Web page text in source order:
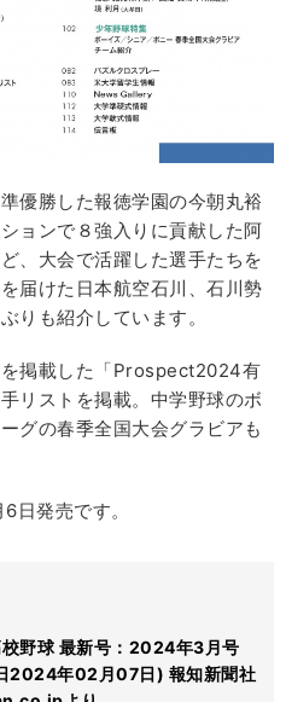
優勝した報徳学園の今朝丸裕
ョンで８強入りに貢献した阿
、大会で活躍した選手たちを
届けた日本航空石川、石川勢
りも紹介しています。
掲載した「Prospect2024有
リストを掲載。中学野球のボ
グの春季全国大会グラビアも
日発売です。
野球 最新号：2024年3月号
2024年02月07日) 報知新聞社